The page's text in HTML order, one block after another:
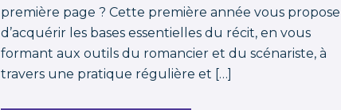
première page ? Cette première année vous propose
d’acquérir les bases essentielles du récit, en vous
formant aux outils du romancier et du scénariste, à
travers une pratique régulière et […]